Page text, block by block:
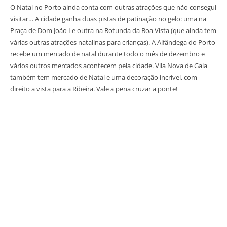
O Natal no Porto ainda conta com outras atrações que não consegui
visitar… A cidade ganha duas pistas de patinação no gelo: uma na
Praça de Dom João I e outra na Rotunda da Boa Vista (que ainda tem
várias outras atrações natalinas para crianças). A Alfândega do Porto
recebe um mercado de natal durante todo o mês de dezembro e
vários outros mercados acontecem pela cidade. Vila Nova de Gaia
também tem mercado de Natal e uma decoração incrível, com
direito a vista para a Ribeira. Vale a pena cruzar a ponte!